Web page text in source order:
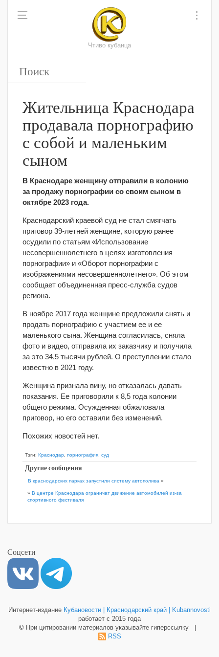
Чтиво кубанца
Жительница Краснодара
продавала порнографию
с собой и маленьким
сыном
В Краснодаре женщину отправили в колонию
за продажу порнографии со своим сыном в
октябре 2023 года.
Краснодарский краевой суд не стал смягчать
приговор 39-летней женщине, которую ранее
осудили по статьям «Использование
несовершеннолетнего в целях изготовления
порнографии» и «Оборот порнографии с
изображениями несовершеннолетнего». Об этом
сообщает объединенная пресс-служба судов
региона.
В ноябре 2017 года женщине предложили снять и
продать порнографию с участием ее и ее
маленького сына. Женщина согласилась, сняла
фото и видео, отправила их заказчику и получила
за это 34,5 тысячи рублей. О преступлении стало
известно в 2021 году.
Женщина признала вину, но отказалась давать
показания. Ее приговорили к 8,5 года колонии
общего режима. Осужденная обжаловала
приговор, но его оставили без изменений.
Похожих новостей нет.
Тэги: Краснодар порнография суд
Другие сообщения
В краснодарских парках запустили систему автополива «
» В центре Краснодара ограничат движение автомобилей из-за
спортивного фестиваля
Соцсети
Интернет-издание Кубановости | Краснодарский край | Kubannovosti
работает с 2015 года
© При цитировании материалов указывайте гиперссылку |
RSS